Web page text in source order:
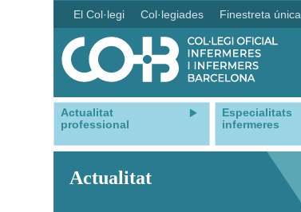
El Col·legi Col·legiades Finestreta única
Actualitat
professional
Especialitats
infermeres
Actualitat